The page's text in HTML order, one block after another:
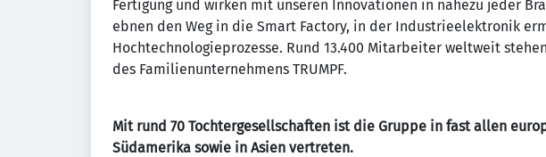
Fertigung und wirken mit unseren Innovationen in nahezu jeder
ebnen den Weg in die Smart Factory, in der Industrieelektronik
Hochtechnologieprozesse. Rund 13.400 Mitarbeiter weltweit
des Familienunternehmens TRUMPF.
Mit rund 70 Tochtergesellschaften ist die Gruppe in fast allen
Südamerika sowie in Asien vertreten.